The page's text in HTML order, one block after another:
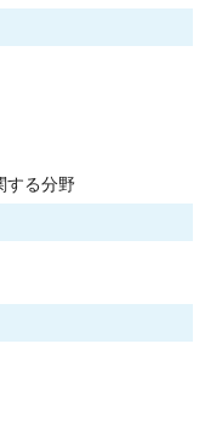
する分野